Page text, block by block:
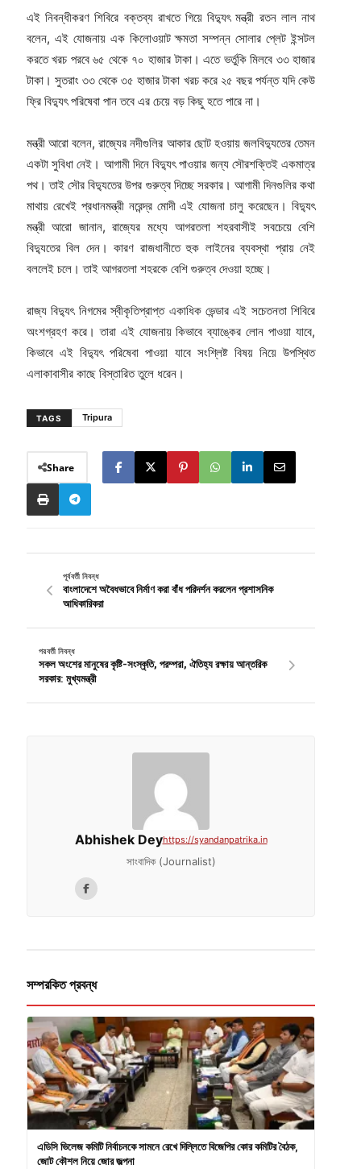
এই নিবন্ধীকরণ শিবিরে বক্তব্য রাখতে গিয়ে বিদ্যুৎ মন্ত্রী রতন লাল নাথ
বলেন, এই যোজনায় এক কিলোওয়াট ক্ষমতা সম্পন্ন সোলার প্লেট ইন্সটল
করতে খরচ পরবে ৬৫ থেকে ৭০ হাজার টাকা। এতে ভর্তুকি মিলবে ৩৩ হাজার
টাকা। সুতরাং ৩৩ থেকে ৩৫ হাজার টাকা খরচ করে ২৫ বছর পর্যন্ত যদি কেউ
ফ্রি বিদ্যুৎ পরিষেবা পান তবে এর চেয়ে বড় কিছু হতে পারে না।
মন্ত্রী আরো বলেন, রাজ্যের নদীগুলির আকার ছোট হওয়ায় জলবিদ্যুতের তেমন
একটা সুবিধা নেই। আগামী দিনে বিদ্যুৎ পাওয়ার জন্য সৌরশক্তিই একমাত্র
পথ। তাই সৌর বিদ্যুতের উপর গুরুত্ব দিচ্ছে সরকার। আগামী দিনগুলির কথা
মাথায় রেখেই প্রধানমন্ত্রী নরেন্দ্র মোদী এই যোজনা চালু করেছেন। বিদ্যুৎ
মন্ত্রী আরো জানান, রাজ্যের মধ্যে আগরতলা শহরবাসীই সবচেয়ে বেশি
বিদ্যুতের বিল দেন। কারণ রাজধানীতে হুক লাইনের ব্যবস্থা প্রায় নেই
বললেই চলে। তাই আগরতলা শহরকে বেশি গুরুত্ব দেওয়া হচ্ছে।
রাজ্য বিদ্যুৎ নিগমের স্বীকৃতিপ্রাপ্ত একাধিক ভেন্ডার এই সচেতনতা শিবিরে
অংশগ্রহণ করে। তারা এই যোজনায় কিভাবে ব্যাঙ্কের লোন পাওয়া যাবে,
কিভাবে এই বিদ্যুৎ পরিষেবা পাওয়া যাবে সংশ্লিষ্ট বিষয় নিয়ে উপস্থিত
এলাকাবাসীর কাছে বিস্তারিত তুলে ধরেন।
TAGS Tripura
Share
পূর্ববর্তী নিবন্ধ
বাংলাদেশে অবৈধভাবে নির্মাণ করা বাঁধ পরিদর্শন করলেন প্রশাসনিক
আধিকারিকরা
পরবর্তী নিবন্ধ
সকল অংশের মানুষের কৃষ্টি-সংস্কৃতি, পরম্পরা, ঐতিহ্য রক্ষায় আন্তরিক
সরকার: মুখ্যমন্ত্রী
Abhishek Deyhttps://syandanpatrika.in
সাংবাদিক (Journalist)
সম্পরকিত প্রবন্ধ
এডিসি ভিলেজ কমিটি নির্বাচনকে সামনে রেখে দিল্লিতে বিজেপির কোর কমিটির বৈঠক,
জোট কৌশল নিয়ে জোর জল্পনা